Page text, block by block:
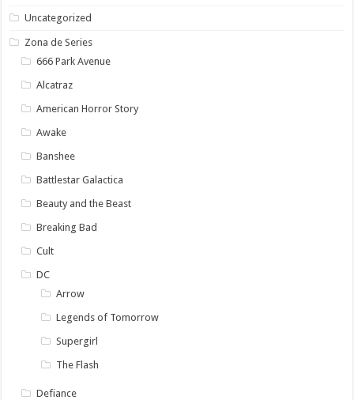
Uncategorized
Zona de Series
666 Park Avenue
Alcatraz
American Horror Story
Awake
Banshee
Battlestar Galactica
Beauty and the Beast
Breaking Bad
Cult
DC
Arrow
Legends of Tomorrow
Supergirl
The Flash
Defiance